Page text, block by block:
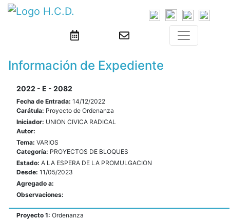
Información de Expediente
2022 - E - 2082
Fecha de Entrada: 14/12/2022
Carátula: Proyecto de Ordenanza
Iniciador: UNION CIVICA RADICAL
Autor:
Tema: VARIOS
Categoría: PROYECTOS DE BLOQUES
Estado: A LA ESPERA DE LA PROMULGACION
Desde: 11/05/2023
Agregado a:
Observaciones:
Proyecto 1: Ordenanza